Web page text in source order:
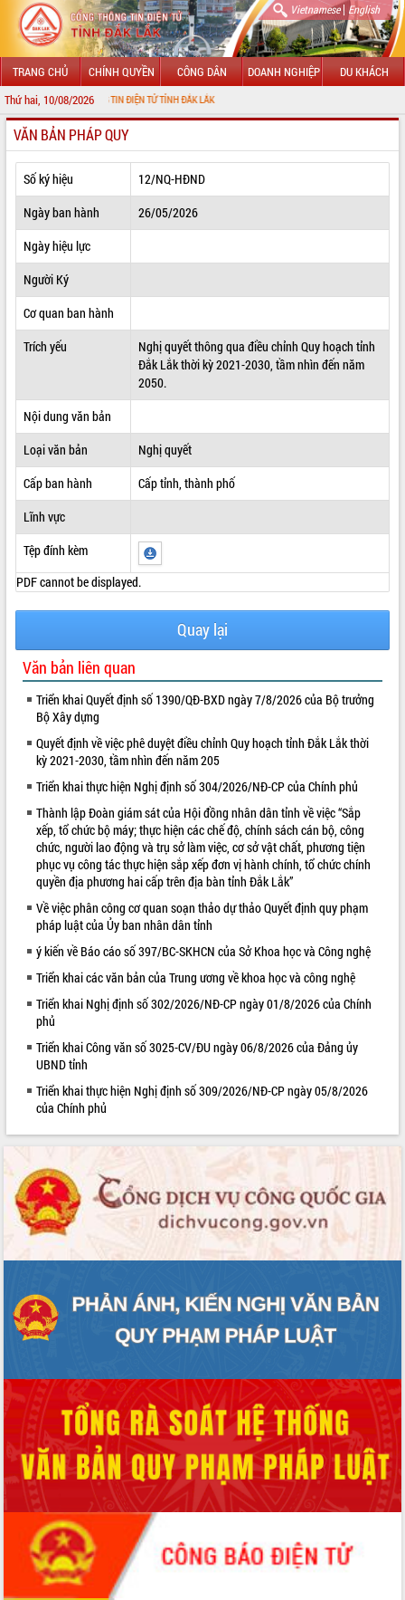
Vietnamese| English
TRANG CHỦ CHÍNH QUYỀN CÔNG DÂN DOANH NGHIỆP DU KHÁCH
Thứ hai, 10/08/2026
THÔNG TIN ĐIỆN TỬ TỈNH ĐẮK LẮK
GIỚI THIỆU
LÃNH ĐẠO UBND TỈNH
TIN TỨC SỰ KIỆN
SỞ, BAN, NGÀNH
UBND CÁC XÃ, PHƯỜNG
THÔNG TIN CHỈ ĐẠO ĐIỀU HÀNH
HỆ THỐNG VĂN BẢN
ĐIỂM TIN VĂN BẢN
QUY HOẠCH - KẾ HOẠCH
VIDEO
Loading the player...
Trailer Lễ hội Sầu riêng Đắk Lắk năm
2026
và tặng quà người dân xã Cư Pui
Hội nghị UBND tỉnh Đắk Lắk thường kỳ
tháng 7/2026
Lễ truy tặng danh hiệu “Bà Mẹ Việt
Nam Anh hùng” và trao Huân chương
Lao động
vụ 6 tháng cuối năm 2026
Kỳ họp thứ Hai, Hội đồng nhân dân
tỉnh khóa XI quyết nghị nhiều nội dung
Bí thư Tỉnh ủy Lương Nguyễn Minh
Triết thăm, tặng quà người có công với
cách mạng
Rà soát, hoàn thiện hệ thống thiết chế
Thường trực HĐND tỉnh Đắk Lắk gặp
mặt Đoàn chuyên gia y tế TP. Hồ Chí
Minh
Bàn giải pháp tháo gỡ khó khăn trong
xuất khẩu sầu riêng và triển khai quy
định EUDR
Thứ trưởng Bộ Nông nghiệp và Môi
trường Nguyễn Hoàng Hiệp khảo sát
vùng trồng và doanh nghiệp đóng gói
sầu riêng tại Đắk Lắk
Trình diễn nghệ thuật chế biến các
món ăn từ sầu riêng
Đắk Lắk công bố Quy hoạch và xúc
tiến đầu tư tỉnh
LIÊN KẾT WEB
VĂN BẢN PHÁP QUY
Số ký hiệu
12/NQ-HĐND
Ngày ban hành
26/05/2026
Ngày hiệu lực
Người Ký
Cơ quan ban hành
Trích yếu
Nghị quyết thông qua điều chỉnh Quy hoạch tỉnh
Đắk Lắk thời kỳ 2021-2030, tầm nhìn đến năm
2050.
Nội dung văn bản
Loại văn bản
Nghị quyết
Cấp ban hành
Cấp tỉnh, thành phố
Lĩnh vực
Tệp đính kèm
PDF cannot be displayed.
Quay lại
Văn bản liên quan
Triển khai Quyết định số 1390/QĐ-BXD ngày 7/8/2026 của Bộ trưởng
Bộ Xây dựng
Quyết định về việc phê duyệt điều chỉnh Quy hoạch tỉnh Đắk Lắk thời
kỳ 2021-2030, tầm nhìn đến năm 205
Triển khai thực hiện Nghị định số 304/2026/NĐ-CP của Chính phủ
Thành lập Đoàn giám sát của Hội đồng nhân dân tỉnh về việc “Sắp
xếp, tổ chức bộ máy; thực hiện các chế độ, chính sách cán bộ, công
chức, người lao động và trụ sở làm việc, cơ sở vật chất, phương tiện
phục vụ công tác thực hiện sắp xếp đơn vị hành chính, tổ chức chính
quyền địa phương hai cấp trên địa bàn tỉnh Đắk Lắk”
Về việc phân công cơ quan soạn thảo dự thảo Quyết định quy phạm
pháp luật của Ủy ban nhân dân tỉnh
ý kiến về Báo cáo số 397/BC-SKHCN của Sở Khoa học và Công nghệ
Triển khai các văn bản của Trung ương về khoa học và công nghệ
Triển khai Nghị định số 302/2026/NĐ-CP ngày 01/8/2026 của Chính
phủ
Triển khai Công văn số 3025-CV/ĐU ngày 06/8/2026 của Đảng ủy
UBND tỉnh
Triển khai thực hiện Nghị định số 309/2026/NĐ-CP ngày 05/8/2026
của Chính phủ